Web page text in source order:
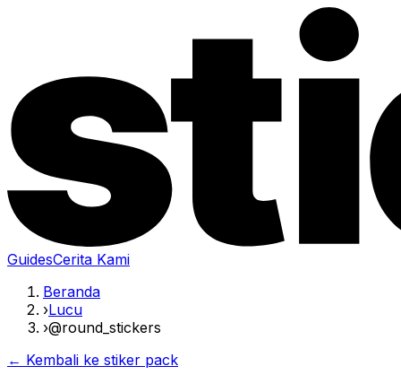
GuidesCerita Kami
Beranda
›Lucu
›@round_stickers
← Kembali ke stiker pack